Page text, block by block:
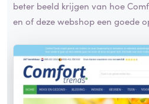
beter beeld krijgen van hoe
en of deze webshop een goede